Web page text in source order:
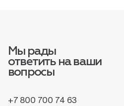
Мы рады
ответить на ваши
вопросы
+7 800 700 74 63